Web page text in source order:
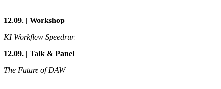
12.09. | Workshop
KI Workflow Speedrun
12.09. | Talk & Panel
The Future of DAW